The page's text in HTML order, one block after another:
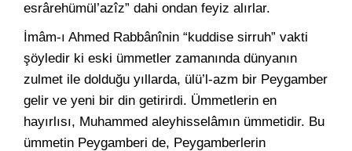
esrârehümül’azîz” dahi ondan feyiz alırlar.
İmâm-ı Ahmed Rabbânînin “kuddise sirruh” vakti
şöyledir ki eski ümmetler zamanında dünyanın
zulmet ile dolduğu yıllarda, ülü’l-azm bir Peygamber
gelir ve yeni bir din getirirdi. Ümmetlerin en
hayırlısı, Muhammed aleyhisselâmın ümmetidir. Bu
ümmetin Peygamberi de, Peygamberlerin